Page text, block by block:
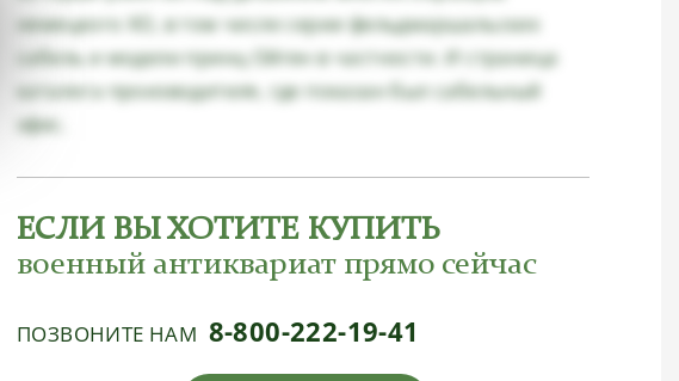
немецкого ХО, в том числе серии фельдмаршальских
сабель и модели принц Ойген в частности. И страница
каталога производителя, где показан был сабельный
эфес.
ЕСЛИ ВЫ ХОТИТЕ КУПИТЬ
военный антиквариат прямо сейчас
ПОЗВОНИТЕ НАМ 8-800-222-19-41